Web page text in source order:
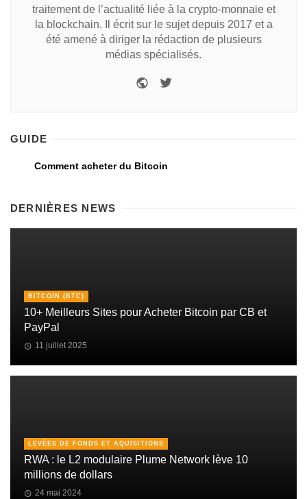
traitement de l’actualité liée à la crypto-monnaie et
la blockchain. Il écrit sur le sujet depuis 2017 et a
été amené à diriger la rédaction de plusieurs
médias spécialisés.
GUIDE
Comment acheter du Bitcoin
DERNIÈRES NEWS
BITCOIN (BTC)
10+ Meilleurs Sites pour Acheter Bitcoin par CB et
PayPal
11 juillet 2025
LEVÉES DE FONDS ET AQUISITIONS
RWA : le L2 modulaire Plume Network lève 10
millions de dollars
24 mai 2024